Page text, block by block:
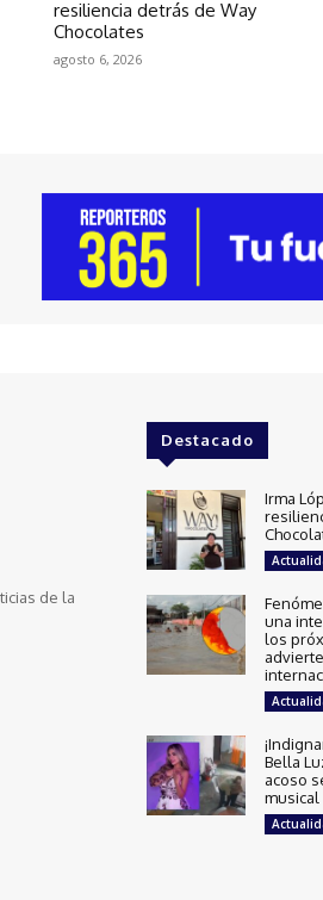
resiliencia detrás de Way
Chocolates
agosto 6, 2026
de la
Destacado
Irma
una
los
Bella
acoso
musical